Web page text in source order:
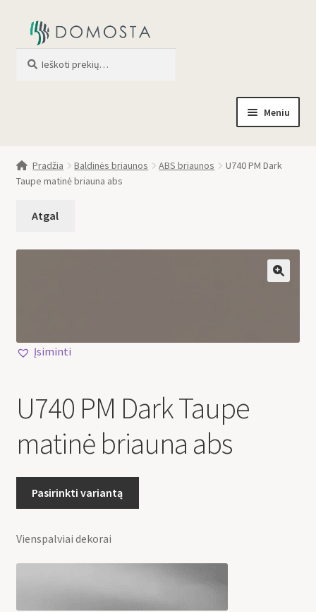
Meniu
Parduotuvė
Apie mus
Pradžia Baldinės briaunos ABS briaunos
U740 PM Dark
Taupe matinė briauna abs
Įsiminti
U740 PM Dark Taupe
matinė briauna abs
Pasirinkti variantą
Vienspalviai dekorai